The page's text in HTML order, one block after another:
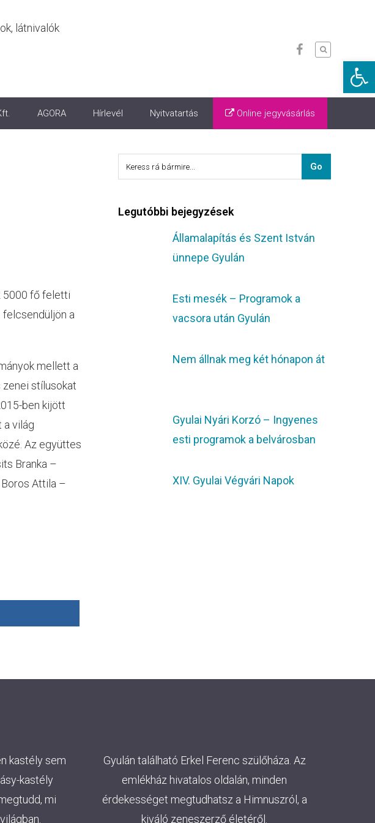
AGORA Hírlevél Nyitvatartás Online jegyvásárlás
5000 fő feletti
a
mellett a
zenei stílusokat
ben kijött
a világ
Az együttes
Branka –
Attila –
Legutóbbi bejegyzések
Államalapítás és Szent István
ünnepe Gyulán
Esti mesék – Programok a
vacsora után Gyulán
Nem állnak meg két hónapon át
Gyulai Nyári Korzó – Ingyenes
esti programok a belvárosban
XIV. Gyulai Végvári Napok
kastély sem
kastély
mi
Gyulán található Erkel Ferenc szülőháza. Az
emlékház hivatalos oldalán, minden
érdekességet megtudhatsz a Himnuszról, a
kiváló zeneszerző életéről.